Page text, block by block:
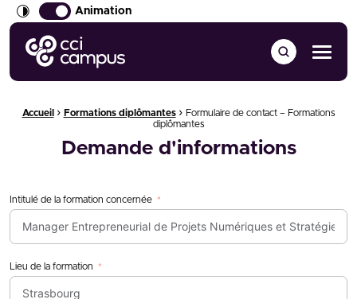
Animation
CCI Campus La formation qui vous ressemble
Menu
Fil d'Ariane :
Accueil › Formations diplômantes › Formulaire de contact – Formations
diplômantes
Demande d'informations
Intitulé de la formation concernée
Lieu de la formation